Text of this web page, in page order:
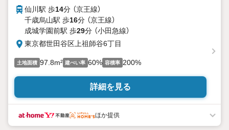
仙川駅 歩14分 （京王線）
千歳烏山駅 歩16分 （京王線）
成城学園前駅 歩29分 （小田急線）
東京都世田谷区上祖師谷6丁目
土地面積 97.8m² 建ぺい率 60% 容積率 200%
詳細を見る
ほか提供